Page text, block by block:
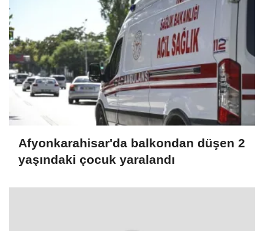
Afyonkarahisar'da balkondan düşen 2
yaşındaki çocuk yaralandı